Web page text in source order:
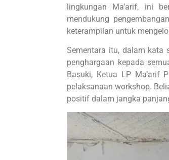
lingkungan Ma’arif, ini
mendukung
keterampilan untuk
Sementara itu, dalam kata
penghargaan kepada
Basuki, Ketua LP Ma’arif
pelaksanaan workshop.
positif dalam jangka